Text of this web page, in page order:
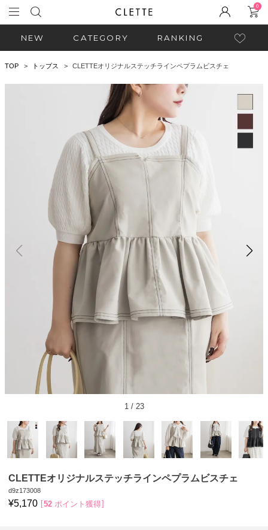
0
NEW CATEGORY RANKING
TOP トップス CLETTEオリジナルステッチラインペプラムビスチェ
1/ 23
CLETTEオリジナルステッチラインペプラムビスチェ
d9z173008
¥5,170 52 ポイント獲得